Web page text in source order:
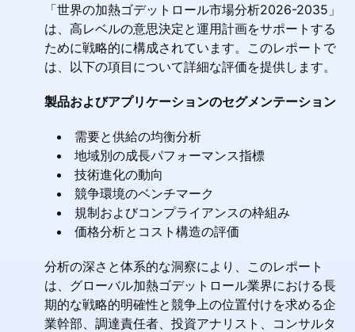
「世界の加熱ゴデットロール市場分析2026-2035」
は、高レベルの意思決定と運用計画をサポートする
ために戦略的に構成されています。このレポートで
は、以下の項目について詳細な評価を提供します。
製品およびアプリケーションのセグメンテーション
需要と供給の均衡分析
地域別の成長パフォーマンス指標
技術進化の動向
競争環境のベンチマーク
規制およびコンプライアンスの枠組み
価格分析とコスト構造の評価
分析の深さと体系的な洞察により、このレポート
は、グローバル加熱ゴデットロール業界における長
期的な戦略的明確性と競争上の位置付けを求める企
業幹部、調達責任者、投資アナリスト、コンサルタ